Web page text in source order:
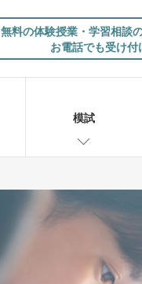
無料の体験授業・学習相談
お電話でも受け
模試